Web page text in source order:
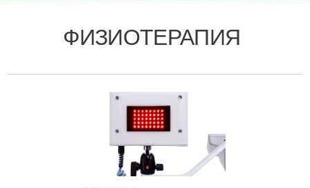
ФИЗИОТЕРАПИЯ